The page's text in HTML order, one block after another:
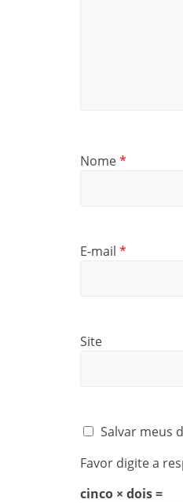
Nome*
E-mail *
Site
Salvar meus
Favor digite a
cinco × dois =